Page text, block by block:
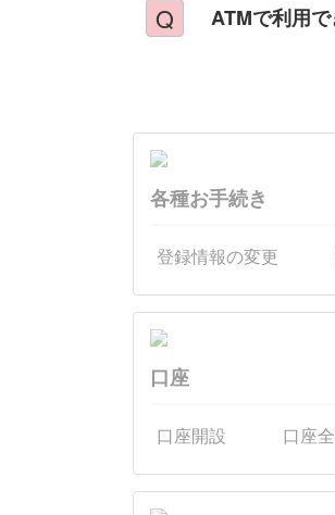
ATMで利用
各種お手続き
登録情報の変更
口座
口座開設 口座